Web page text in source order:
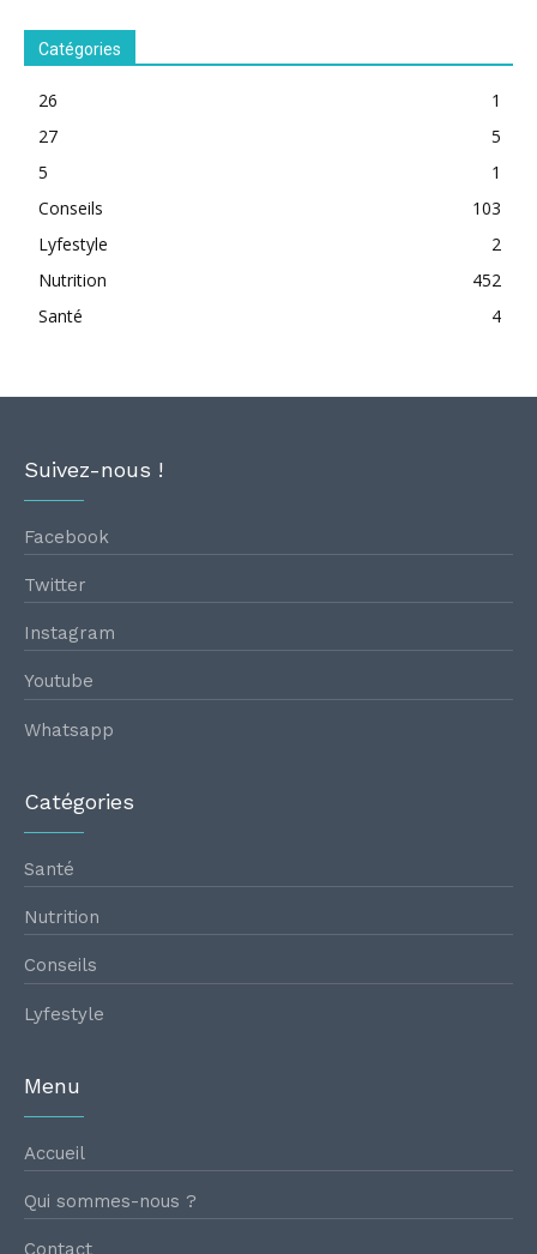
Catégories
26
1
27
5
5
1
Conseils
103
Lyfestyle
2
Nutrition
452
Santé
4
Suivez-nous !
Facebook
Twitter
Instagram
Youtube
Whatsapp
Catégories
Santé
Nutrition
Conseils
Lyfestyle
Menu
Accueil
Qui sommes-nous ?